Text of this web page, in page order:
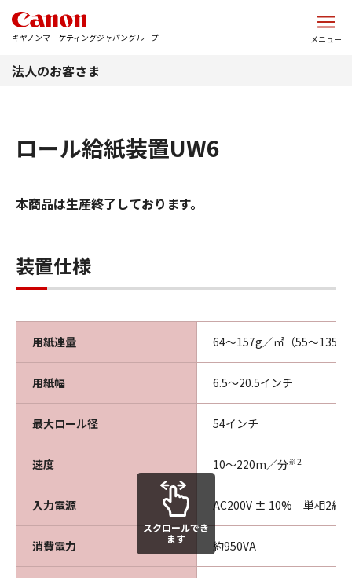
キヤノンマーケティングジャパングループ メニュー
法人のお客さま
ロール給紙装置UW6
本商品は生産終了しております。
装置仕様
用紙連量 64～157g／㎡（55～
用紙幅 6.5～20.5インチ
最大ロール径 54インチ
速度 10～220m／分※2
入力電源 AC200V ± 10% 単相2線
消費電力 約950VA
スクロールでき
ます